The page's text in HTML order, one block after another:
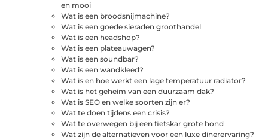
en mooi
Wat is een broodsnijmachine?
Wat is een goede sieraden groothandel
Wat is een headshop?
Wat is een plateauwagen?
Wat is een soundbar?
Wat is een wandkleed?
Wat is en hoe werkt een lage temperatuur radiator?
Wat is het geheim van een duurzaam dak?
Wat is SEO en welke soorten zijn er?
Wat te doen tijdens een crisis?
Wat te overwegen bij een fietskar grote hond
Wat zijn de alternatieven voor een luxe dinerervaring?